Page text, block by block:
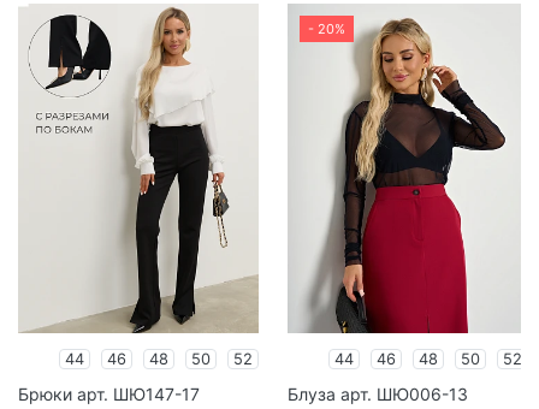
44 46 48 50 52
Брюки арт. ШЮ147-17
- 20%
44 46 48 50 52
Блуза арт. ШЮ006-13